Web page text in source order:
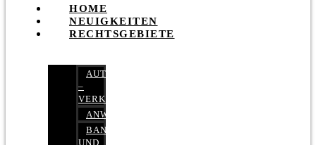
HOME
NEUIGKEITEN
RECHTSGEBIETE
AUTOBETRUG
–
VERKEHRSRECHT
ANWALTSHAFTUNGSRECHT
BANK-
UND